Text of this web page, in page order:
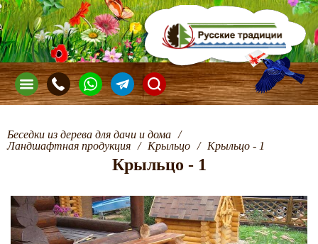
Беседки из дерева для дачи и дома /
Ландшафтная продукция / Крыльцо / Крыльцо - 1
Крыльцо - 1